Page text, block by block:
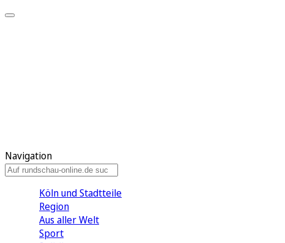
Navigation
Köln und Stadtteile
Region
Aus aller Welt
Sport